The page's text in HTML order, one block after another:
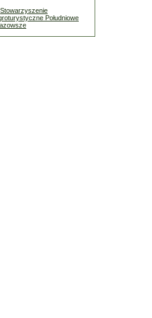
Stowarzyszenie
Południowe